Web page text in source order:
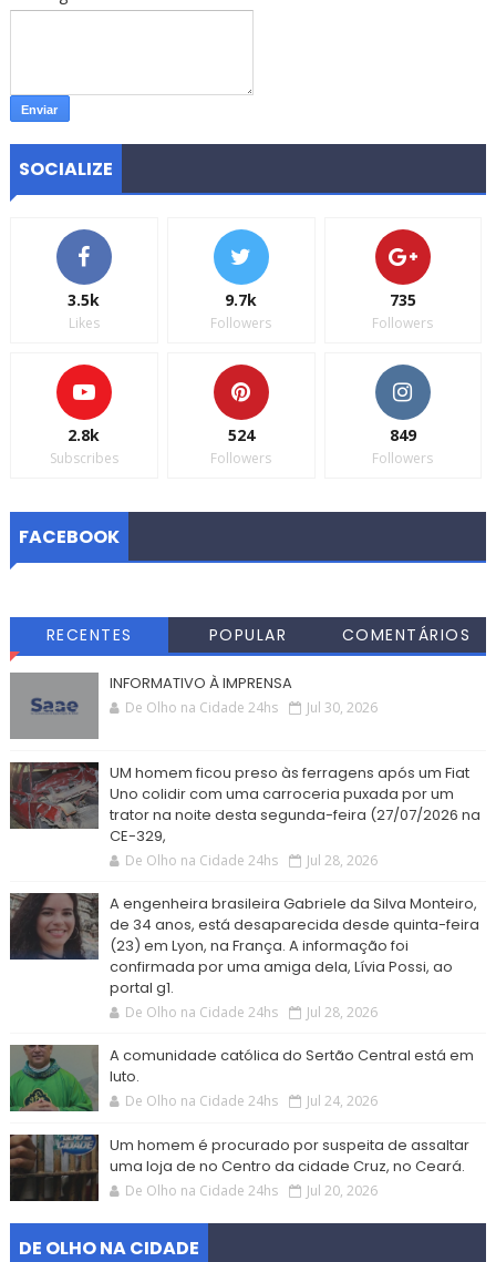
SOCIALIZE
3.5k
Likes
9.7k
Followers
735
Followers
2.8k
Subscribes
524
Followers
849
Followers
FACEBOOK
RECENTES POPULAR COMENTÁRIOS
INFORMATIVO À IMPRENSA
De Olho na Cidade 24hs Jul 30, 2026
UM homem ficou preso às ferragens após um Fiat
Uno colidir com uma carroceria puxada por um
trator na noite desta segunda-feira (27/07/2026 na
CE-329,
De Olho na Cidade 24hs Jul 28, 2026
A engenheira brasileira Gabriele da Silva Monteiro,
de 34 anos, está desaparecida desde quinta-feira
(23) em Lyon, na França. A informação foi
confirmada por uma amiga dela, Lívia Possi, ao
portal g1.
De Olho na Cidade 24hs Jul 28, 2026
A comunidade católica do Sertão Central está em
luto.
De Olho na Cidade 24hs Jul 24, 2026
Um homem é procurado por suspeita de assaltar
uma loja de no Centro da cidade Cruz, no Ceará.
De Olho na Cidade 24hs Jul 20, 2026
DE OLHO NA CIDADE